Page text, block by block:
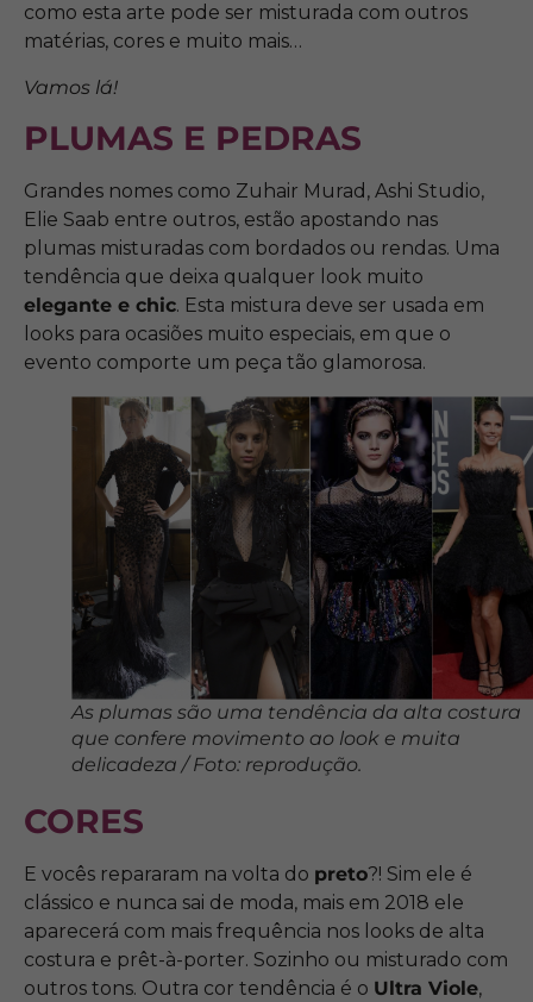
como esta arte pode ser misturada com outros
matérias, cores e muito mais…
Vamos lá!
PLUMAS E PEDRAS
Grandes nomes como Zuhair Murad, Ashi Studio,
Elie Saab entre outros, estão apostando nas
plumas misturadas com bordados ou rendas. Uma
tendência que deixa qualquer look muito
elegante e chic. Esta mistura deve ser usada em
looks para ocasiões muito especiais, em que o
evento comporte um peça tão glamorosa.
As plumas são uma tendência da alta costura
que confere movimento ao look e muita
delicadeza / Foto: reprodução.
CORES
E vocês repararam na volta do preto?! Sim ele é
clássico e nunca sai de moda, mais em 2018 ele
aparecerá com mais frequência nos looks de alta
costura e prêt-à-porter. Sozinho ou misturado com
outros tons. Outra cor tendência é o Ultra Viole,